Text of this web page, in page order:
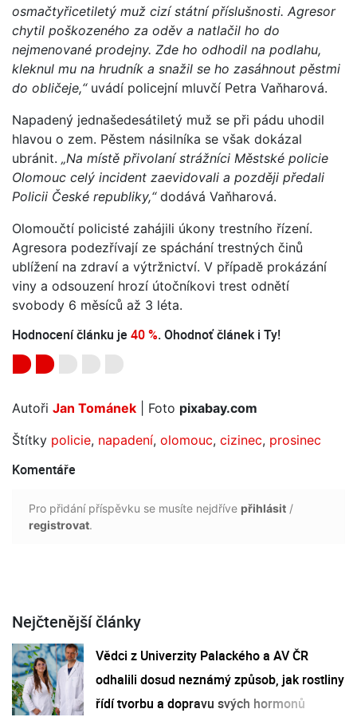
osmačtyřicetiletý muž cizí státní příslušnosti. Agresor
chytil poškozeného za oděv a natlačil ho do
nejmenované prodejny. Zde ho odhodil na podlahu,
kleknul mu na hrudník a snažil se ho zasáhnout pěstmi
do obličeje,“uvádí policejní mluvčí Petra Vaňharová.
Napadený jednašedesátiletý muž se při pádu uhodil
hlavou o zem. Pěstem násilníka se však dokázal
ubránit. „Na místě přivolaní strážníci Městské policie
Olomouc celý incident zaevidovali a později předali
Policii České republiky,“dodává Vaňharová.
Olomoučtí policisté zahájili úkony trestního řízení.
Agresora podezřívají ze spáchání trestných činů
ublížení na zdraví a výtržnictví. V případě prokázání
viny a odsouzení hrozí útočníkovi trest odnětí
svobody 6 měsíců až 3 léta.
Hodnocení článku je 40 %. Ohodnoť článek i Ty!
Autoři Jan Tománek | Foto pixabay.com
Štítky policie, napadení, olomouc, cizinec, prosinec
Komentáře
Pro přidání příspěvku se musíte nejdříve přihlásit /
registrovat.
Nejčtenější články
Vědci z Univerzity Palackého a AV ČR
odhalili dosud neznámý způsob, jak rostliny
řídí tvorbu a dopravu svých hormonů